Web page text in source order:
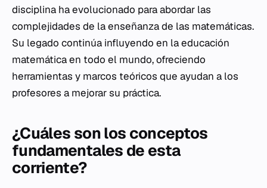
disciplina ha evolucionado para abordar las
complejidades de la enseñanza de las matemáticas.
Su legado continúa influyendo en la educación
matemática en todo el mundo, ofreciendo
herramientas y marcos teóricos que ayudan a los
profesores a mejorar su práctica.
¿Cuáles son los conceptos
fundamentales de esta
corriente?